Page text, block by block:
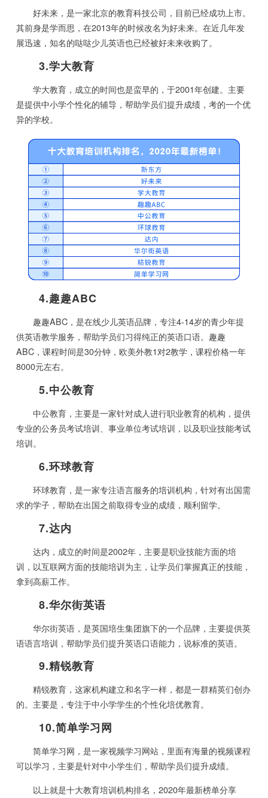
好未来，是一家北京的教育科技公司，目前已经成功上市。
其前身是学而思，在2013年的时候改名为好未来。在近几年发
展迅速，知名的哒哒少儿英语也已经被好未来收购了。
3.学大教育
学大教育，成立的时间也是蛮早的，于2001年创建。主要
是提供中小学个性化的辅导，帮助学员们提升成绩，考的一个优
异的学校。
4.趣趣ABC
趣趣ABC，是在线少儿英语品牌，专注4-14岁的青少年提
供英语教学服务，帮助学员们习得纯正的英语口语。趣趣
ABC，课程时间是30分钟，欧美外教1对2教学，课程价格一年
8000元左右。
5.中公教育
中公教育，主要是一家针对成人进行职业教育的机构，提供
专业的公务员考试培训、事业单位考试培训，以及职业技能考试
培训。
6.环球教育
环球教育，是一家专注语言服务的培训机构，针对有出国需
求的学子，帮助在出国之前取得专业的成绩，顺利留学。
7.达内
达内，成立的时间是2002年，主要是职业技能方面的培
训，以互联网方面的技能培训为主，让学员们掌握真正的技能，
拿到高薪工作。
8.华尔街英语
华尔街英语，是英国培生集团旗下的一个品牌，主要提供英
语语言培训，帮助学员们提升英语口语能力，说标准的英语。
9.精锐教育
精锐教育，这家机构建立和名字一样，都是一群精英们创办
的。主要是，专注于中小学学生的个性化培优教育。
10.简单学习网
简单学习网，是一家视频学习网站，里面有海量的视频课程
可以学习，主要是针对中小学生们，帮助学员们提升成绩。
以上就是十大教育培训机构排名，2020年最新榜单分享